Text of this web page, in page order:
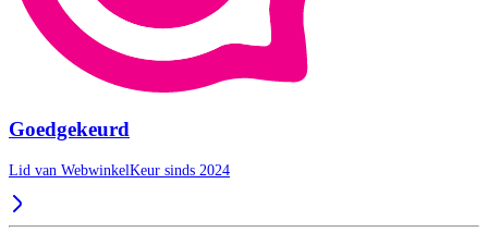
Goedgekeurd
Lid van WebwinkelKeur sinds 2024